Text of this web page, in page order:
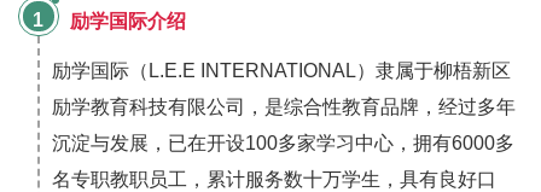
1 励学国际介绍
励学国际（L.E.E INTERNATIONAL）隶属于柳梧新区
励学教育科技有限公司，是综合性教育品牌，经过多年
沉淀与发展，已在开设100多家学习中心，拥有6000多
名专职教职员工，累计服务数十万学生，具有良好口